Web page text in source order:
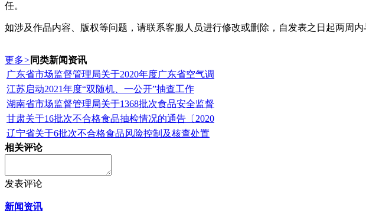
任。
如涉及作品内容、版权等问题，请联系客服人员进行修改或删除，自发表之日起两周
更多> 同类新闻资讯
广东省市场监督管理局关于2020年度广东省空气调
江苏启动2021年度“双随机、一公开”抽查工作
湖南省市场监督管理局关于1368批次食品安全监督
甘肃关于16批次不合格食品抽检情况的通告〔2020
辽宁省关于6批次不合格食品风险控制及核查处置
相关评论
发表评论
新闻资讯